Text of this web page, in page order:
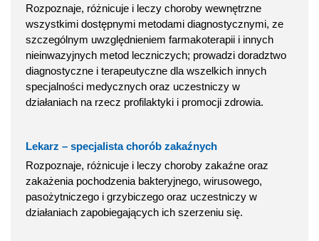
Rozpoznaje, różnicuje i leczy choroby wewnętrzne
wszystkimi dostępnymi metodami diagnostycznymi, ze
szczególnym uwzględnieniem farmakoterapii i innych
nieinwazyjnych metod leczniczych; prowadzi doradztwo
diagnostyczne i terapeutyczne dla wszelkich innych
specjalności medycznych oraz uczestniczy w
działaniach na rzecz profilaktyki i promocji zdrowia.
Lekarz – specjalista chorób zakaźnych
Rozpoznaje, różnicuje i leczy choroby zakaźne oraz
zakażenia pochodzenia bakteryjnego, wirusowego,
pasożytniczego i grzybiczego oraz uczestniczy w
działaniach zapobiegających ich szerzeniu się.